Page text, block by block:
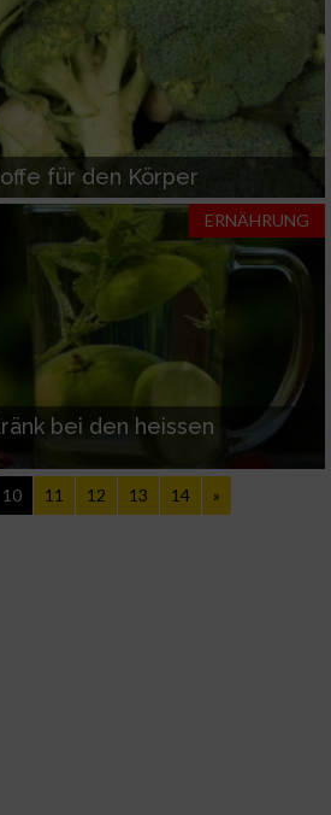
für den Körper
ERNÄHRUNG
bei den heissen
10 11 12 13 14 »
zur Auswahl
zur Personalisierung
zur Auswahl
von Inhalten
durch Statistiken
Daten aus